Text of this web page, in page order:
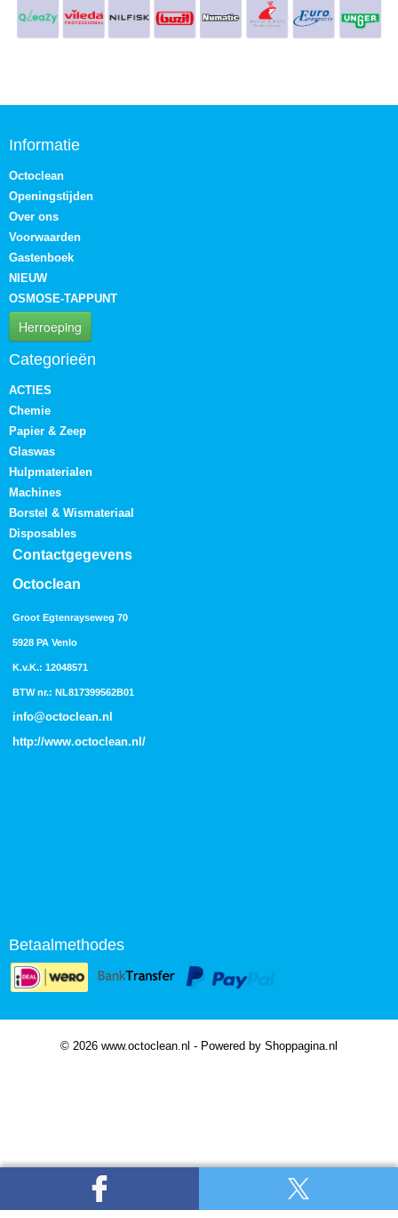
Informatie
Octoclean
Openingstijden
Over ons
Voorwaarden
Gastenboek
NIEUW
OSMOSE-TAPPUNT
Herroeping
Categorieën
ACTIES
Chemie
Papier & Zeep
Glaswas
Hulpmaterialen
Machines
Borstel & Wismateriaal
Disposables
Contactgegevens
Octoclean
Groot Egtenrayseweg 70
5928 PA Venlo
K.v.K.: 12048571
BTW nr.: NL817399562B01
info@octoclean.nl
http://www.octoclean.nl /
Betaalmethodes
© 2026 www.octoclean.nl - Powered by Shoppagina.nl